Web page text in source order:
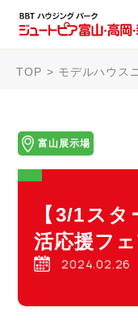
TOP モデルハウス
富山展示場
【3/1ス
活応援フ
2024.02.26